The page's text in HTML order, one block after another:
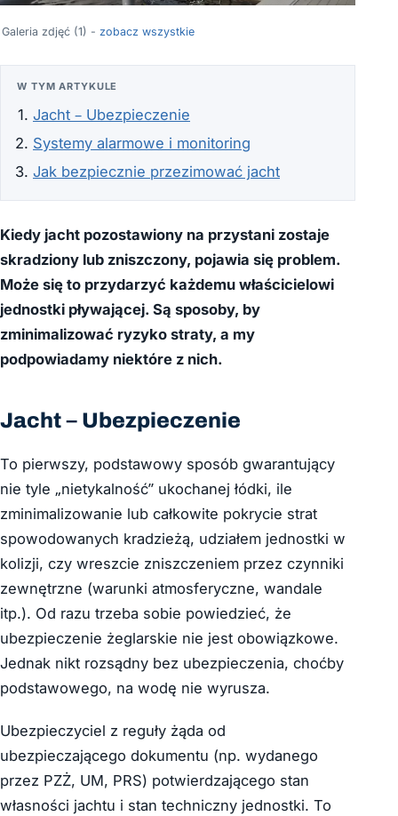
Galeria zdjęć (1) - zobacz wszystkie
W TYM ARTYKULE
Jacht – Ubezpieczenie
Systemy alarmowe i monitoring
Jak bezpiecznie przezimować jacht
Kiedy jacht pozostawiony na przystani zostaje
skradziony lub zniszczony, pojawia się problem.
Może się to przydarzyć każdemu właścicielowi
jednostki pływającej. Są sposoby, by
zminimalizować ryzyko straty, a my
podpowiadamy niektóre z nich.
Jacht – Ubezpieczenie
To pierwszy, podstawowy sposób gwarantujący
nie tyle „nietykalność” ukochanej łódki, ile
zminimalizowanie lub całkowite pokrycie strat
spowodowanych kradzieżą, udziałem jednostki w
kolizji, czy wreszcie zniszczeniem przez czynniki
zewnętrzne (warunki atmosferyczne, wandale
itp.). Od razu trzeba sobie powiedzieć, że
ubezpieczenie żeglarskie nie jest obowiązkowe.
Jednak nikt rozsądny bez ubezpieczenia, choćby
podstawowego, na wodę nie wyrusza.
Ubezpieczyciel z reguły żąda od
ubezpieczającego dokumentu (np. wydanego
przez PZŻ, UM, PRS) potwierdzającego stan
własności jachtu i stan techniczny jednostki. To